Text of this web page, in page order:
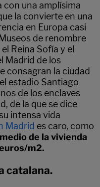
con una amplísima
la convierte en una
en Europa casi
de renombre
Reina Sofía y el
Madrid de los
consagran la ciudad
estadio Santiago
de los enclaves
de la que se dice
intensa vida
Madrid es caro, como
de la vivienda
m2.
catalana.